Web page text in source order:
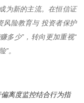
为新的主流。在恒信证
风险教育与 投资者保护
多少”，转向更加重视“
。
离度监控结合行为指